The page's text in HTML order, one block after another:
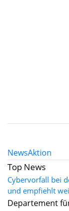
NewsAktion
Top News
Cybervorfall bei
und empfiehlt
Departement